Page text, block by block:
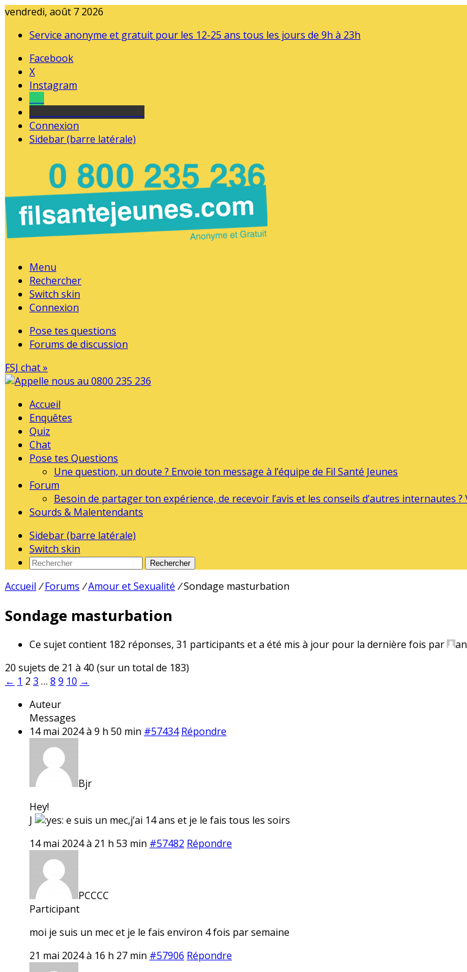
vendredi, août 7 2026
Service anonyme et gratuit pour les 12-25 ans tous les jours de 9h à 23h
Facebook
X
Instagram
Connexion
Sidebar (barre latérale)
Menu
Rechercher
Switch skin
Connexion
Pose tes questions
Forums de discussion
FSJ chat »
Accueil
Enquêtes
Quiz
Chat
Pose tes Questions
Une question, un doute ? Envoie ton message à l’équipe de Fil Santé Jeunes
Forum
Besoin de partager ton expérience, de recevoir l’avis et les conseils d’autres internautes
Sourds & Malentendants
Sidebar (barre latérale)
Switch skin
Rechercher
Accueil / Forums /Amour et Sexualité /Sondage masturbation
Sondage masturbation
Ce sujet contient 182 réponses, 31 participants et a été mis à jour pour la dernière fois par
20 sujets de 21 à 40 (sur un total de 183)
← 1 2 3 … 8 9 10 →
Auteur
Messages
14 mai 2024 à 9 h 50 min #57434 Répondre
Bjr
Hey!
J
e suis un mec,j’ai 14 ans et je le fais tous les soirs
14 mai 2024 à 21 h 53 min #57482 Répondre
PCCCC
Participant
moi je suis un mec et je le fais environ 4 fois par semaine
21 mai 2024 à 16 h 27 min #57906 Répondre